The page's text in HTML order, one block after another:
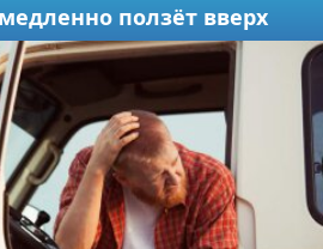
ползёт вверх